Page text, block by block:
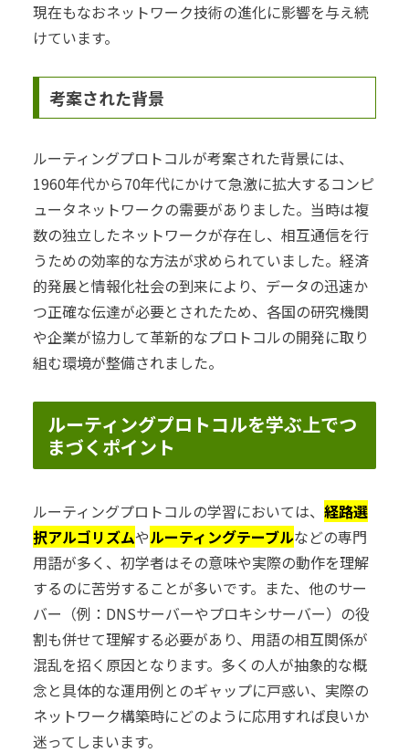
現在もなおネットワーク技術の進化に影響を与え続
けています。
考案された背景
ルーティングプロトコルが考案された背景には、
1960年代から70年代にかけて急激に拡大するコンピ
ュータネットワークの需要がありました。当時は複
数の独立したネットワークが存在し、相互通信を行
うための効率的な方法が求められていました。経済
的発展と情報化社会の到来により、データの迅速か
つ正確な伝達が必要とされたため、各国の研究機関
や企業が協力して革新的なプロトコルの開発に取り
組む環境が整備されました。
ルーティングプロトコルを学ぶ上でつ
まづくポイント
ルーティングプロトコルの学習においては、 経路選
択アルゴリズムやルーティングテーブルなどの専門
用語が多く、初学者はその意味や実際の動作を理解
するのに苦労することが多いです。また、他のサー
バー（例：DNSサーバーやプロキシサーバー）の役
割も併せて理解する必要があり、用語の相互関係が
混乱を招く原因となります。多くの人が抽象的な概
念と具体的な運用例とのギャップに戸惑い、実際の
ネットワーク構築時にどのように応用すれば良いか
迷ってしまいます。